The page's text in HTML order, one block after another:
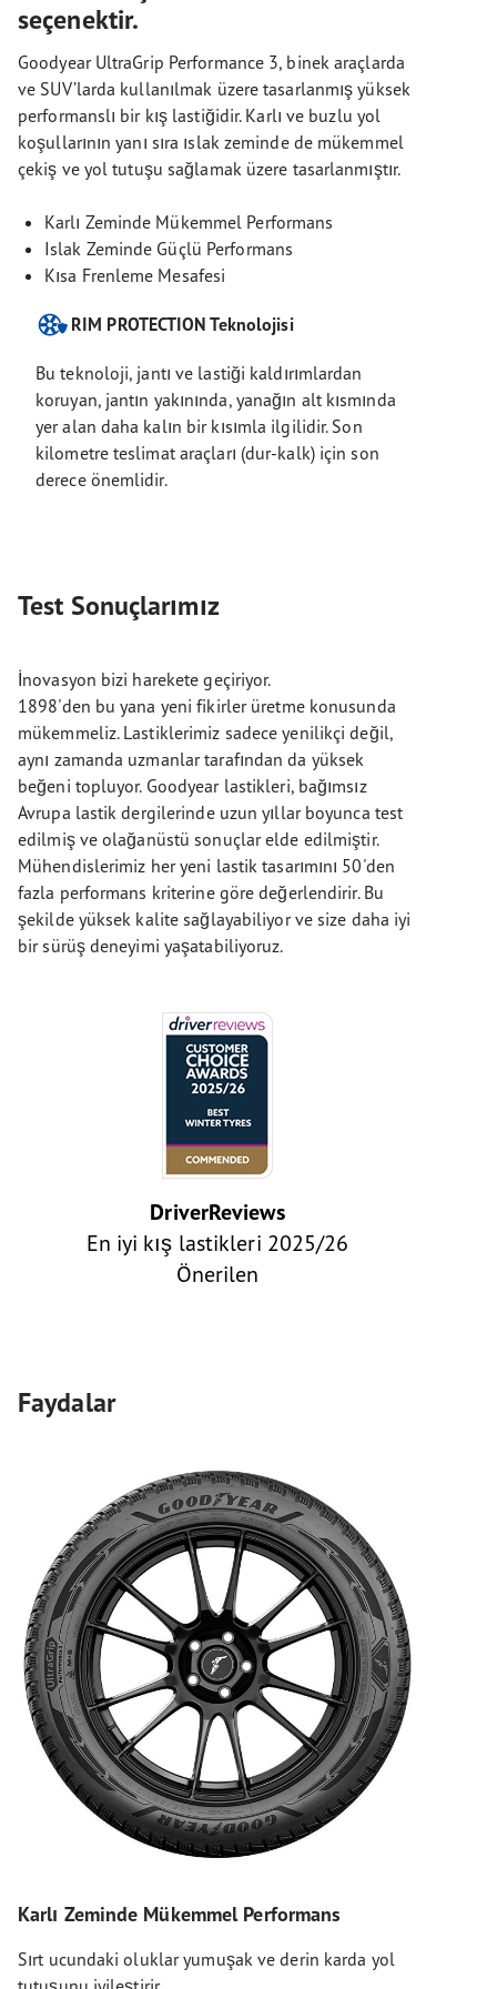
seçenektir.
Goodyear UltraGrip Performance 3, binek araçlarda
ve SUV’larda kullanılmak üzere tasarlanmış yüksek
performanslı bir kış lastiğidir. Karlı ve buzlu yol
koşullarının yanı sıra ıslak zeminde de mükemmel
çekiş ve yol tutuşu sağlamak üzere tasarlanmıştır.
Karlı Zeminde Mükemmel Performans
Islak Zeminde Güçlü Performans
Kısa Frenleme Mesafesi
RIM PROTECTION Teknolojisi
Bu teknoloji, jantı ve lastiği kaldırımlardan
koruyan, jantın yakınında, yanağın alt kısmında
yer alan daha kalın bir kısımla ilgilidir. Son
kilometre teslimat araçları (dur-kalk) için son
derece önemlidir.
Test Sonuçlarımız
İnovasyon bizi harekete geçiriyor.
1898'den bu yana yeni fikirler üretme konusunda
mükemmeliz. Lastiklerimiz sadece yenilikçi değil,
aynı zamanda uzmanlar tarafından da yüksek
beğeni topluyor. Goodyear lastikleri, bağımsız
Avrupa lastik dergilerinde uzun yıllar boyunca test
edilmiş ve olağanüstü sonuçlar elde edilmiştir.
Mühendislerimiz her yeni lastik tasarımını 50'den
fazla performans kriterine göre değerlendirir. Bu
şekilde yüksek kalite sağlayabiliyor ve size daha iyi
bir sürüş deneyimi yaşatabiliyoruz.
DriverReviews
En iyi kış lastikleri 2025/26
Önerilen
Faydalar
Karlı Zeminde Mükemmel Performans
Sırt ucundaki oluklar yumuşak ve derin karda yol